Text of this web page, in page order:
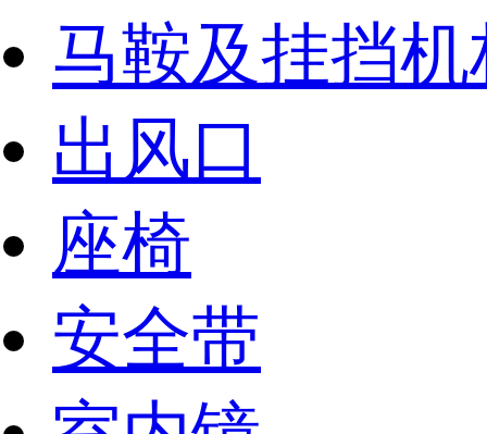
马鞍及挂挡机
出风口
座椅
安全带